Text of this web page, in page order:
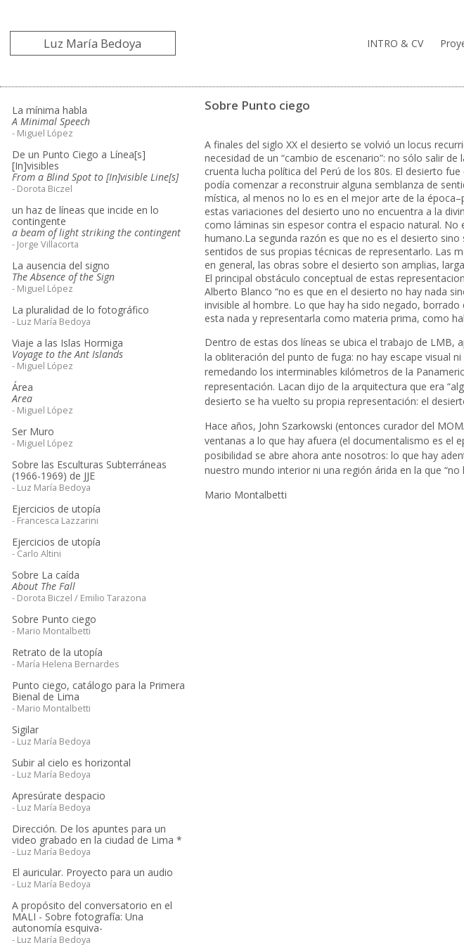
Luz María Bedoya INTRO & CV
La mínima habla
A Minimal Speech
- Miguel López
De un Punto Ciego a Línea[s]
[In]visibles
From a Blind Spot to [In]visible Line[s]
- Dorota Biczel
un haz de líneas que incide en lo
contingente
a beam of light striking the contingent
- Jorge Villacorta
La ausencia del signo
The Absence of the Sign
- Miguel López
La pluralidad de lo fotográfico
- Luz María Bedoya
Viaje a las Islas Hormiga
Voyage to the Ant Islands
- Miguel López
Área
Area
- Miguel López
Ser Muro
- Miguel López
Sobre las Esculturas Subterráneas
(1966-1969) de JJE
- Luz María Bedoya
Ejercicios de utopía
- Francesca Lazzarini
Ejercicios de utopía
- Carlo Altini
Sobre La caída
About The Fall
- Dorota Biczel / Emilio Tarazona
Sobre Punto ciego
- Mario Montalbetti
Retrato de la utopía
- María Helena Bernardes
Punto ciego, catálogo para la Primera
Bienal de Lima
- Mario Montalbetti
Sigilar
- Luz María Bedoya
Subir al cielo es horizontal
- Luz María Bedoya
Apresúrate despacio
- Luz María Bedoya
Dirección. De los apuntes para un
video grabado en la ciudad de Lima *
- Luz María Bedoya
El auricular. Proyecto para un audio
- Luz María Bedoya
A propósito del conversatorio en el
MALI - Sobre fotografía: Una
autonomía esquiva-
- Luz María Bedoya
Sobre Punto ciego
A finales del siglo XX el desierto se volvió un locus
necesidad de un “cambio de escenario”: no sólo salir
cruenta lucha política del Perú de los 80s. El desierto
podía comenzar a reconstruir alguna semblanza de
mística, al menos no lo es en el mejor arte de la
estas variaciones del desierto uno no encuentra a la
como láminas sin espesor contra el espacio natural.
humano.La segunda razón es que no es el desierto
sentidos de sus propias técnicas de representarlo. Las
en general, las obras sobre el desierto son amplias,
El principal obstáculo conceptual de estas
Alberto Blanco “no es que en el desierto no hay nada
invisible al hombre. Lo que hay ha sido negado,
esta nada y representarla como materia prima, como
Dentro de estas dos líneas se ubica el trabajo de LMB,
la obliteración del punto de fuga: no hay escape visual
remedando los interminables kilómetros de la
representación. Lacan dijo de la arquitectura que era
desierto se ha vuelto su propia representación: el
Hace años, John Szarkowski (entonces curador del
ventanas a lo que hay afuera (el documentalismo es el
posibilidad se abre ahora ante nosotros: lo que hay
nuestro mundo interior ni una región árida en la que
Mario Montalbetti